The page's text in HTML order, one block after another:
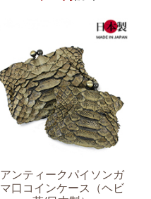
アンティークパイソンガ
マ口コインケース（ヘビ